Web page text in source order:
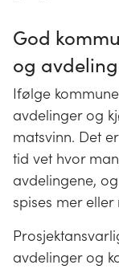
God
og
Ifølge
avdelinger og
matsvinn. Det
tid vet hvor
avdelingene,
spises mer
avdelinger og